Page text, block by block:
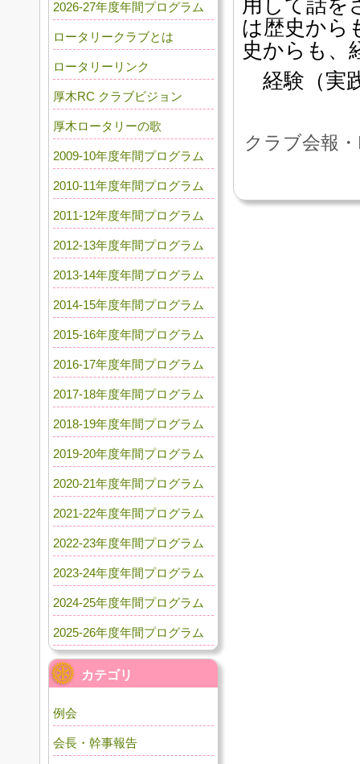
用して話を
は歴史から
史からも、
経験（実
クラブ会報
2026-27年度年間プログラム
ロータリークラブとは
ロータリーリンク
厚木RC クラブビジョン
厚木ロータリーの歌
2009-10年度年間プログラム
2010-11年度年間プログラム
2011-12年度年間プログラム
2012-13年度年間プログラム
2013-14年度年間プログラム
2014-15年度年間プログラム
2015-16年度年間プログラム
2016-17年度年間プログラム
2017-18年度年間プログラム
2018-19年度年間プログラム
2019-20年度年間プログラム
2020-21年度年間プログラム
2021-22年度年間プログラム
2022-23年度年間プログラム
2023-24年度年間プログラム
2024-25年度年間プログラム
2025-26年度年間プログラム
カテゴリ
例会
会長・幹事報告